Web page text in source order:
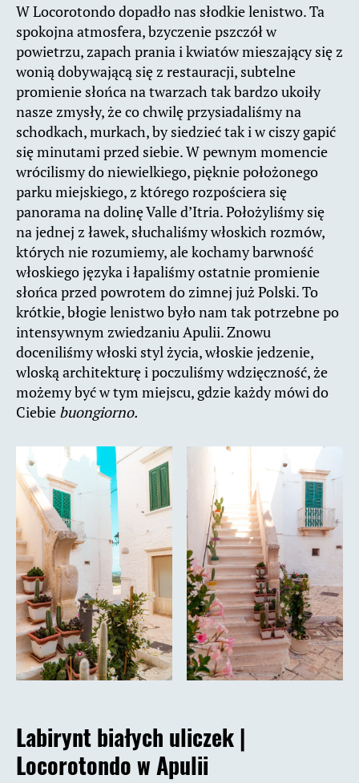
W Locorotondo dopadło nas słodkie lenistwo. Ta
spokojna atmosfera, bzyczenie pszczół w
powietrzu, zapach prania i kwiatów mieszający się z
wonią dobywającą się z restauracji, subtelne
promienie słońca na twarzach tak bardzo ukoiły
nasze zmysły, że co chwilę przysiadaliśmy na
schodkach, murkach, by siedzieć tak i w ciszy gapić
się minutami przed siebie. W pewnym momencie
wrócilismy do niewielkiego, pięknie położonego
parku miejskiego, z którego rozpościera się
panorama na dolinę Valle d’Itria. Położyliśmy się
na jednej z ławek, słuchaliśmy włoskich rozmów,
których nie rozumiemy, ale kochamy barwność
włoskiego języka i łapaliśmy ostatnie promienie
słońca przed powrotem do zimnej już Polski. To
krótkie, błogie lenistwo było nam tak potrzebne po
intensywnym zwiedzaniu Apulii. Znowu
doceniliśmy włoski styl życia, włoskie jedzenie,
wloską architekturę i poczuliśmy wdzięczność, że
możemy być w tym miejscu, gdzie każdy mówi do
Ciebie buongiorno.
Labirynt białych uliczek |
Locorotondo w Apulii